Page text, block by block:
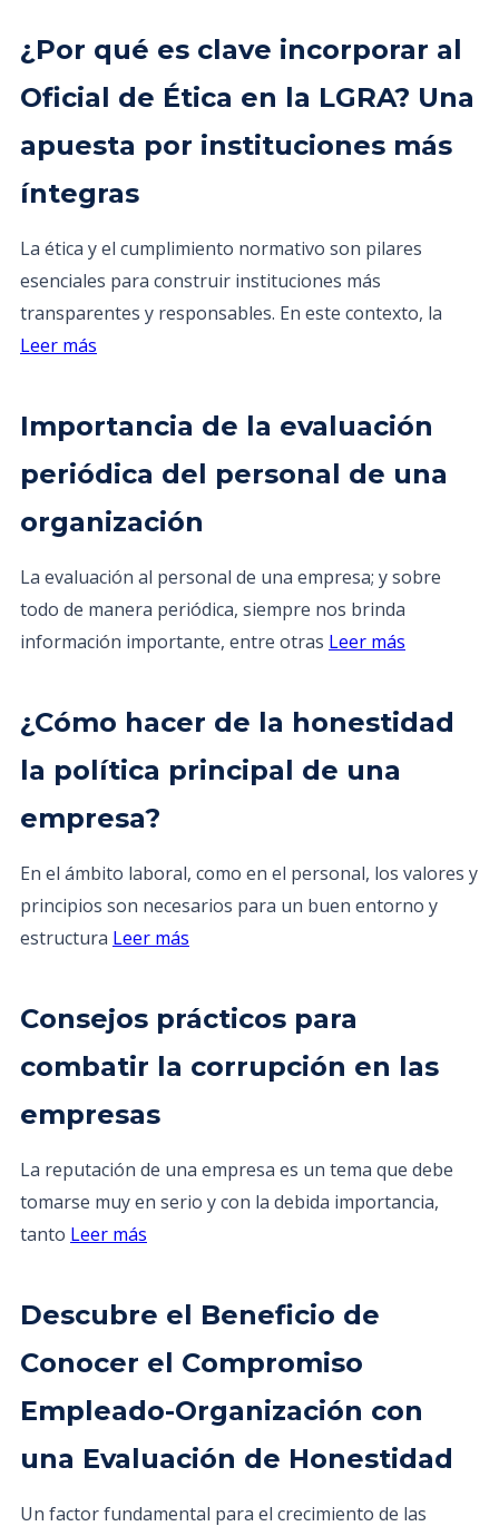
¿Por qué es clave incorporar al
Oficial de Ética en la LGRA? Una
apuesta por instituciones más
íntegras
La ética y el cumplimiento normativo son pilares
esenciales para construir instituciones más
transparentes y responsables. En este contexto, la
Leer más
Importancia de la evaluación
periódica del personal de una
organización
La evaluación al personal de una empresa; y sobre
todo de manera periódica, siempre nos brinda
información importante, entre otras Leer más
¿Cómo hacer de la honestidad
la política principal de una
empresa?
En el ámbito laboral, como en el personal, los valores y
principios son necesarios para un buen entorno y
estructura Leer más
Consejos prácticos para
combatir la corrupción en las
empresas
La reputación de una empresa es un tema que debe
tomarse muy en serio y con la debida importancia,
tanto Leer más
Descubre el Beneficio de
Conocer el Compromiso
Empleado-Organización con
una Evaluación de Honestidad
Un factor fundamental para el crecimiento de las